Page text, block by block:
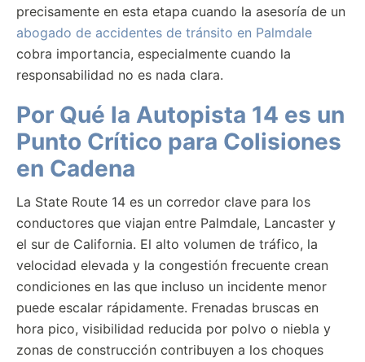
precisamente en esta etapa cuando la asesoría de un
abogado de accidentes de tránsito en Palmdale
cobra importancia, especialmente cuando la
responsabilidad no es nada clara.
Por Qué la Autopista 14 es un
Punto Crítico para Colisiones
en Cadena
La State Route 14 es un corredor clave para los
conductores que viajan entre Palmdale, Lancaster y
el sur de California. El alto volumen de tráfico, la
velocidad elevada y la congestión frecuente crean
condiciones en las que incluso un incidente menor
puede escalar rápidamente. Frenadas bruscas en
hora pico, visibilidad reducida por polvo o niebla y
zonas de construcción contribuyen a los choques